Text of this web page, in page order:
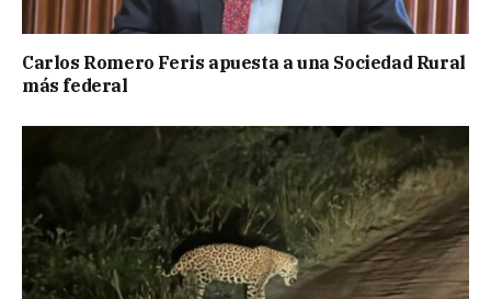
Carlos Romero Feris apuesta a una Sociedad Rural
más federal